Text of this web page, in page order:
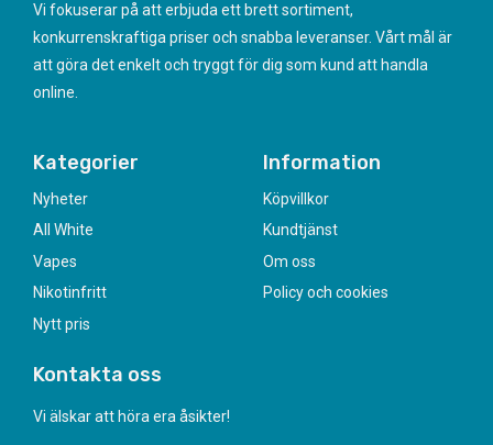
Vi fokuserar på att erbjuda ett brett sortiment,
konkurrenskraftiga priser och snabba leveranser. Vårt mål är
att göra det enkelt och tryggt för dig som kund att handla
online.
Kategorier
Nyheter
All White
Vapes
Nikotinfritt
Nytt pris
Information
Köpvillkor
Kundtjänst
Om oss
Policy och cookies
Kontakta oss
Vi älskar att höra era åsikter!